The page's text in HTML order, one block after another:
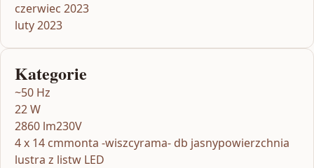
czerwiec 2023
luty 2023
Kategorie
~50 Hz
22 W
2860 lm230V
4 x 14 cmmonta -wiszcyrama- db jasnypowierzchnia
lustra z listw LED